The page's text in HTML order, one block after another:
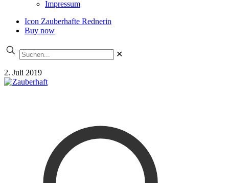
Impressum
Icon Zauberhafte Rednerin
Buy now
✕
2. Juli 2019